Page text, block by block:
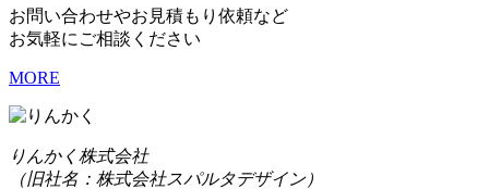
お問い合わせやお見積もり依頼など
お気軽にご相談ください
MORE
りんかく株式会社
（旧社名：株式会社スパルタデザイン）